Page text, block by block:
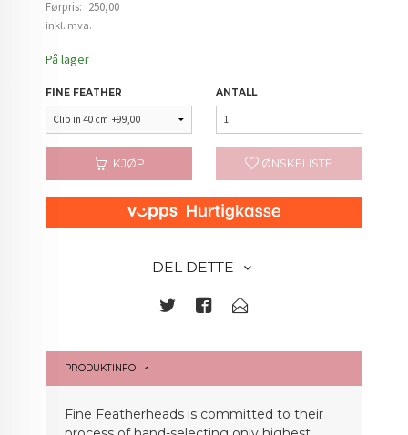
Førpris: 250,00
Rabatt
inkl. mva.
På lager
FINE FEATHER ANTALL
KJØP ØNSKELISTE
DEL DETTE
PRODUKTINFO
Fine Featherheads is committed to their